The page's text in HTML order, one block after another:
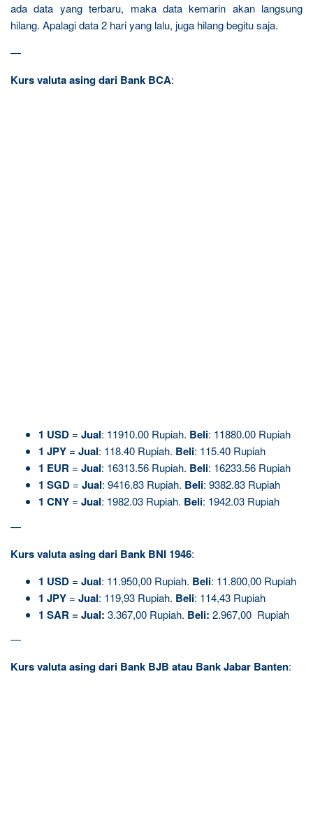
ada data yang terbaru, maka data kemarin akan langsung
hilang. Apalagi data 2 hari yang lalu, juga hilang begitu saja.
—
Kurs valuta asing dari Bank BCA:
1 USD = Jual: 11910.00 Rupiah. Beli: 11880.00 Rupiah
1 JPY = Jual: 118.40 Rupiah. Beli: 115.40 Rupiah
1 EUR = Jual: 16313.56 Rupiah. Beli: 16233.56 Rupiah
1 SGD = Jual: 9416.83 Rupiah. Beli: 9382.83 Rupiah
1 CNY = Jual: 1982.03 Rupiah. Beli: 1942.03 Rupiah
—
Kurs valuta asing dari Bank BNI 1946:
1 USD = Jual: 11.950,00 Rupiah. Beli: 11.800,00 Rupiah
1 JPY = Jual: 119,93 Rupiah. Beli: 114,43 Rupiah
1 SAR = Jual: 3.367,00 Rupiah. Beli: 2.967,00 Rupiah
—
Kurs valuta asing dari Bank BJB atau Bank Jabar Banten: